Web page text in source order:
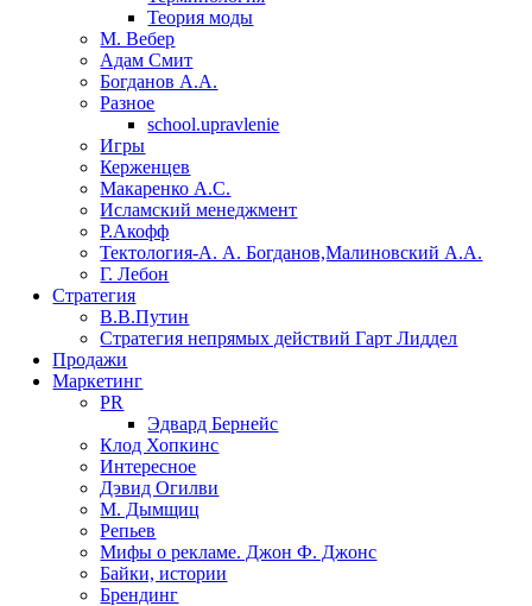
Теория моды
М. Вебер
Адам Смит
Богданов А.А.
Разное
school.upravlenie
Игры
Керженцев
Макаренко А.С.
Исламский менеджмент
Р.Акофф
Тектология-А. А. Богданов,Малиновский А.А.
​Г. Лебон
Стратегия
В.В.Путин
​Стратегия непрямых действий Гарт Лиддел
Продажи
Маркетинг
PR
Эдвард Бернейс
Клод Хопкинс
Интересное
Дэвид Огилви
М. Дымщиц
Репьев
Мифы о рекламе. Джон Ф. Джонс
Байки, истории
Брендинг